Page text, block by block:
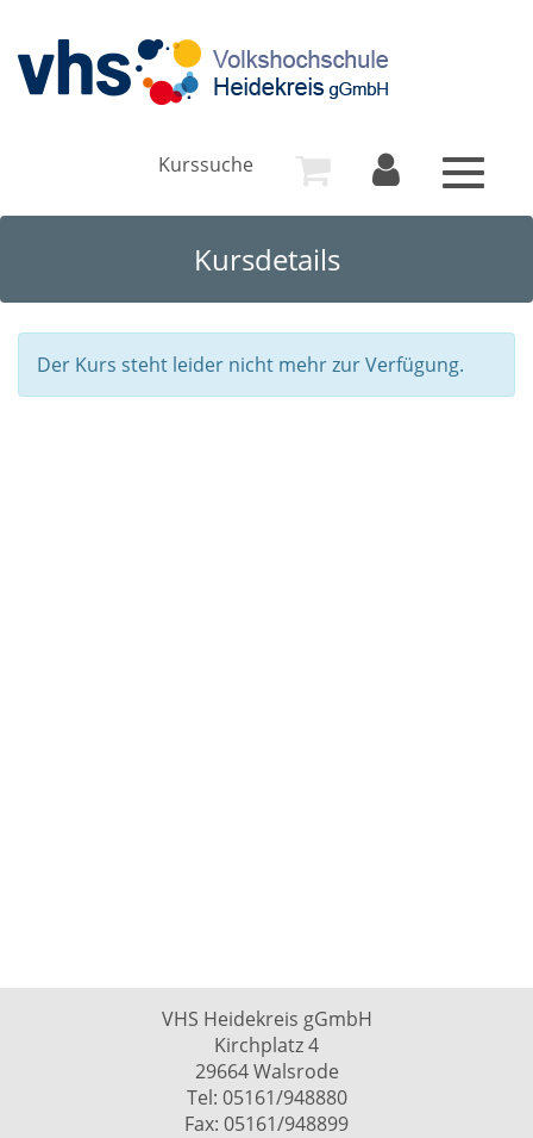
Kurssuche
Toggle
Kursdetails
Der Kurs steht leider nicht mehr zur Verfügung.
VHS Heidekreis gGmbH
Kirchplatz 4
29664 Walsrode
Tel: 05161/948880
Fax: 05161/948899